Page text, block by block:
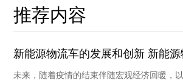
推荐内容
新能源物流车的发展和创新 新能
未来，随着疫情的结束伴随宏观经济回暖，